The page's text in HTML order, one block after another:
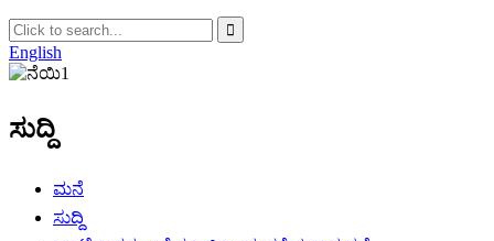
English
ಸುದ್ದಿ
ಮನೆ
ಸುದ್ದಿ